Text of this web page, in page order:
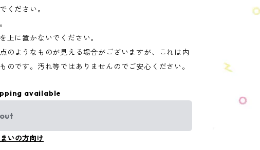
ください。
に置かないでください。
ようなものが見える場合がございますが、これは内
です。汚れ等ではありませんのでご安心ください。
available
いの方向け